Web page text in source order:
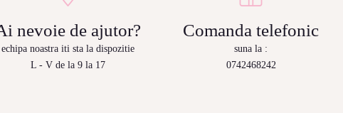
nevoie de ajutor?
echipa noastra iti sta la dispozitie
L - V de la 9 la 17
Comanda telefonic
suna la :
0742468242